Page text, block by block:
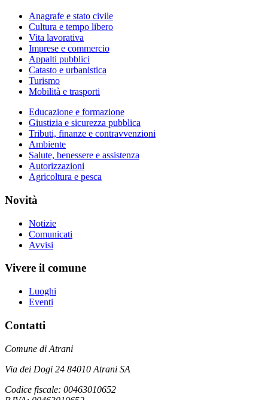
Anagrafe e stato civile
Cultura e tempo libero
Vita lavorativa
Imprese e commercio
Appalti pubblici
Catasto e urbanistica
Turismo
Mobilità e trasporti
Educazione e formazione
Giustizia e sicurezza pubblica
Tributi, finanze e contravvenzioni
Ambiente
Salute, benessere e assistenza
Autorizzazioni
Agricoltura e pesca
Novità
Notizie
Comunicati
Avvisi
Vivere il comune
Luoghi
Eventi
Contatti
Comune di Atrani
Via dei Dogi 24 84010 Atrani SA
Codice fiscale: 00463010652